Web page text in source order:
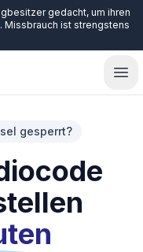
gedacht, um ihren
ist strengstens
gesperrt?